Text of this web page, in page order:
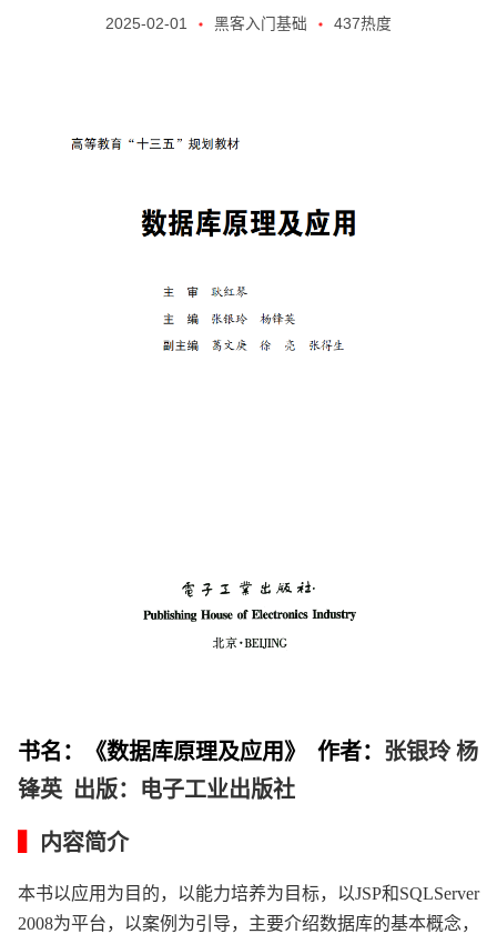
2025-02-01 黑客入门基础 437热度
书名：《数据库原理及应用》 作者： 张银玲 杨
锋英 出版：电子工业出版社
内容简介
本书以应用为目的，以能力培养为目标，以JSP和SQLServer
2008为平台，以案例为引导，主要介绍数据库的基本概念，